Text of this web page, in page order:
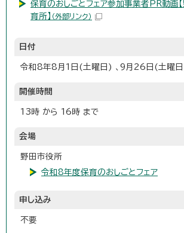
保育のおしごとフェア参加事業者PR動画
育所】 （外部リンク）
日付
令和8年8月1日(土曜日) 、9月26日(土曜
開催時間
13時 から 16時 まで
会場
野田市役所
令和8年度保育のおしごとフェア
申し込み
不要